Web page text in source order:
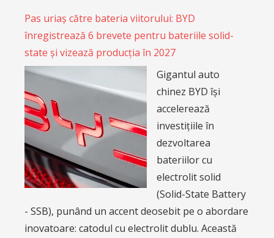
Pas uriaș către bateria viitorului: BYD
înregistrează 6 brevete pentru bateriile solid-
state și vizează producția în 2027
Gigantul auto
chinez BYD își
accelerează
investițiile în
dezvoltarea
bateriilor cu
electrolit solid
(Solid-State Battery
- SSB), punând un accent deosebit pe o abordare
inovatoare: catodul cu electrolit dublu. Această